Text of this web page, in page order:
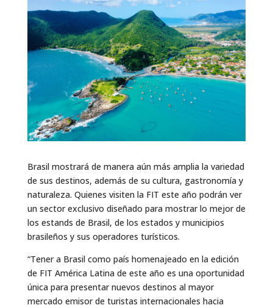
Brasil mostrará de manera aún más amplia la variedad
de sus destinos, además de su cultura, gastronomía y
naturaleza. Quienes visiten la FIT este año podrán ver
un sector exclusivo diseñado para mostrar lo mejor de
los estands de Brasil, de los estados y municipios
brasileños y sus operadores turísticos.
“Tener a Brasil como país homenajeado en la edición
de FIT América Latina de este año es una oportunidad
única para presentar nuevos destinos al mayor
mercado emisor de turistas internacionales hacia